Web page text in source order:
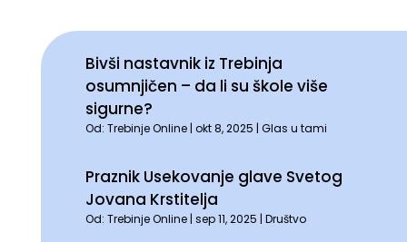
Bivši nastavnik iz Trebinja
osumnjičen – da li su škole više
sigurne?
Od: Trebinje Online| okt 8, 2025 Glas u tami
Praznik Usekovanje glave Svetog
Jovana Krstitelja
Od: Trebinje Online| sep 11, 2025 | Društvo